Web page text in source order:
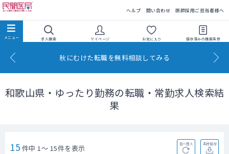
ヘルプ 問い合わせ 医師採用ご担当者様へ
求人検索 マイページ お気に入り 保存済みの検索条件
秋にむけた転職を無料相談してみる
和歌山県・ゆったり勤務の転職・常勤求人検索結
果
15 件中 1～ 15件を表示 並べ替え 条件保存